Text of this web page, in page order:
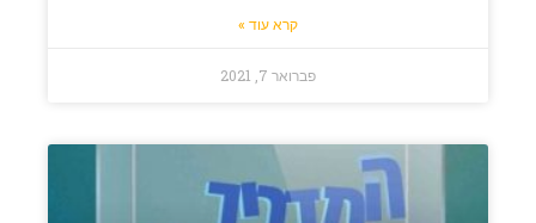
קרא עוד »
פברואר 7, 2021